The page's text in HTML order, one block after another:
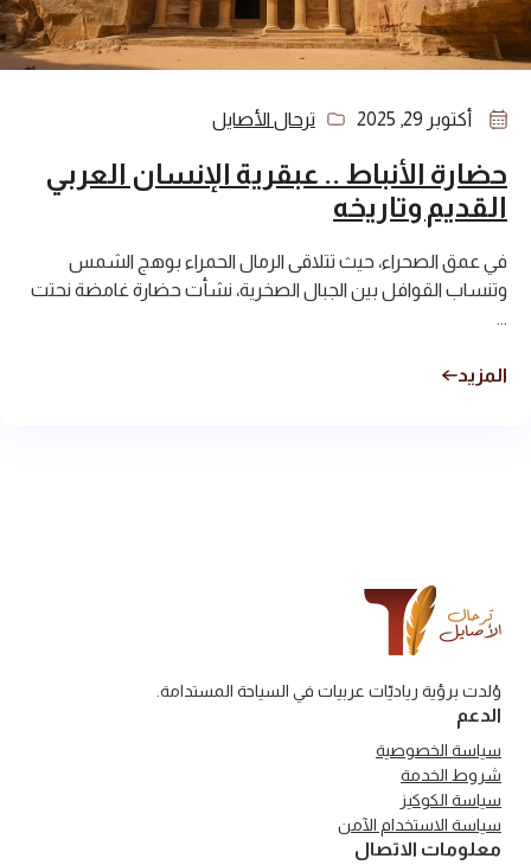
أكتوبر 29, 2025 ترحال الأصايل
حضارة الأنباط .. عبقرية الإنسان العربي
القديم وتاريخه
في عمق الصحراء، حيث تتلاقى الرمال الحمراء بوهج الشمس
وتنساب القوافل بين الجبال الصخرية، نشأت حضارة غامضة نحتت
...
المزيد
وُلدت برؤية رياديّات عربيات في السياحة المستدامة.
الدعم
سياسة الخصوصية
شروط الخدمة
سياسة الكوكيز
سياسة الاستخدام الآمن
معلومات الاتصال